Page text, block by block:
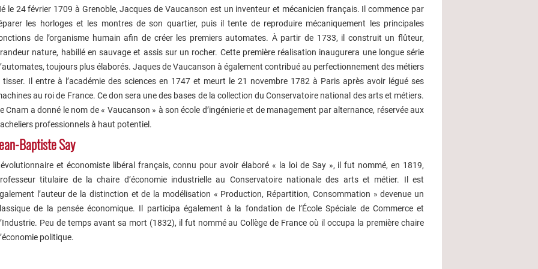
le 24 février 1709 à Grenoble, Jacques de Vaucanson est un inventeur et mécanicien français. Il commence par
les horloges et les montres de son quartier, puis il tente de reproduire mécaniquement les principales
de l’organisme humain afin de créer les premiers automates. À partir de 1733, il construit un flûteur,
nature, habillé en sauvage et assis sur un rocher. Cette première réalisation inaugurera une longue série
toujours plus élaborés. Jaques de Vaucanson à également contribué au perfectionnement des métiers
tisser. Il entre à l’académie des sciences en 1747 et meurt le 21 novembre 1782 à Paris après avoir légué ses
au roi de France. Ce don sera une des bases de la collection du Conservatoire national des arts et métiers.
Cnam a donné le nom de « Vaucanson » à son école d’ingénierie et de management par alternance, réservée aux
professionnels à haut potentiel.
Baptiste Say
et économiste libéral français, connu pour avoir élaboré « la loi de Say », il fut nommé, en 1819,
titulaire de la chaire d’économie industrielle au Conservatoire nationale des arts et métier. Il est
l’auteur de la distinction et de la modélisation « Production, Répartition, Consommation » devenue un
de la pensée économique. Il participa également à la fondation de l’École Spéciale de Commerce et
Peu de temps avant sa mort (1832), il fut nommé au Collège de France où il occupa la première chaire
politique.